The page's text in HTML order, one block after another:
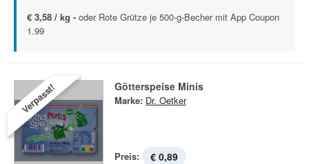
€ 3,58 / kg - oder Rote Grütze je 500-g-Becher mit App Coupon
1.99
Verpasst! Götterspeise Minis
Marke: Dr. Oetker
Preis: € 0,89